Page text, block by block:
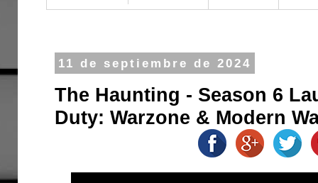
11 de septiembre de 2024
The Haunting - Season 6
Duty: Warzone & Modern